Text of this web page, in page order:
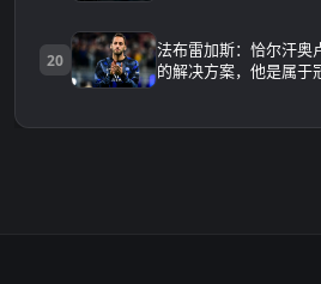
20
法布雷加斯：恰尔汗奥
的解决方案，他是属于